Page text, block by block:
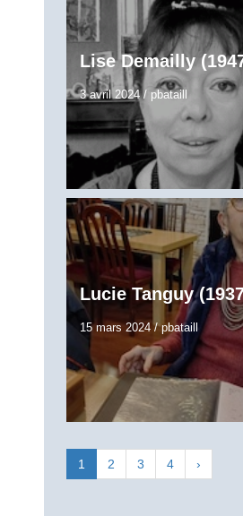
Lise Demailly
3 avril 2024/ pbataill
Lucie Tanguy
15 mars 2024/pbataill
1 2 3 4 ›